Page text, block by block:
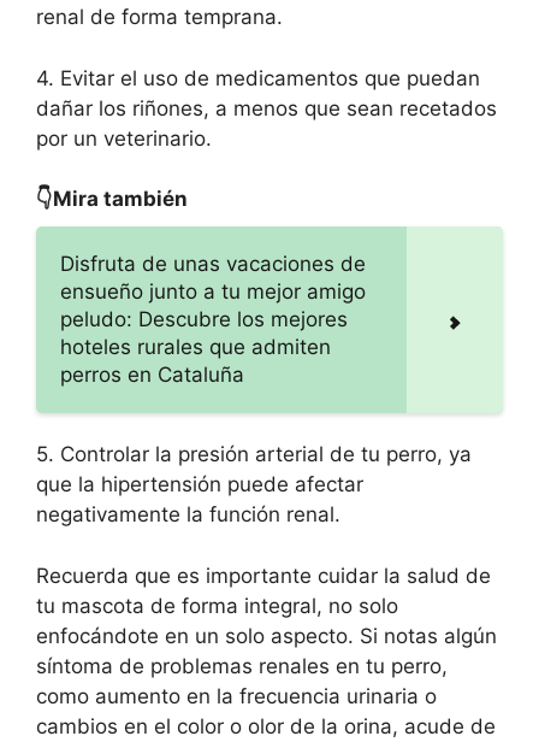
renal de forma temprana.
4. Evitar el uso de medicamentos que puedan
dañar los riñones, a menos que sean recetados
por un veterinario.
👇Mira también
Disfruta de unas vacaciones de
ensueño junto a tu mejor amigo
peludo: Descubre los mejores
hoteles rurales que admiten
perros en Cataluña
5. Controlar la presión arterial de tu perro, ya
que la hipertensión puede afectar
negativamente la función renal.
Recuerda que es importante cuidar la salud de
tu mascota de forma integral, no solo
enfocándote en un solo aspecto. Si notas algún
síntoma de problemas renales en tu perro,
como aumento en la frecuencia urinaria o
cambios en el color o olor de la orina, acude de